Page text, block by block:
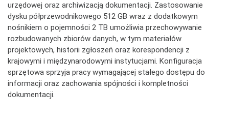
urzędowej oraz archiwizacją dokumentacji. Zastosowanie
dysku półprzewodnikowego 512 GB wraz z dodatkowym
nośnikiem o pojemności 2 TB umożliwia przechowywanie
rozbudowanych zbiorów danych, w tym materiałów
projektowych, historii zgłoszeń oraz korespondencji z
krajowymi i międzynarodowymi instytucjami. Konfiguracja
sprzętowa sprzyja pracy wymagającej stałego dostępu do
informacji oraz zachowania spójności i kompletności
dokumentacji.